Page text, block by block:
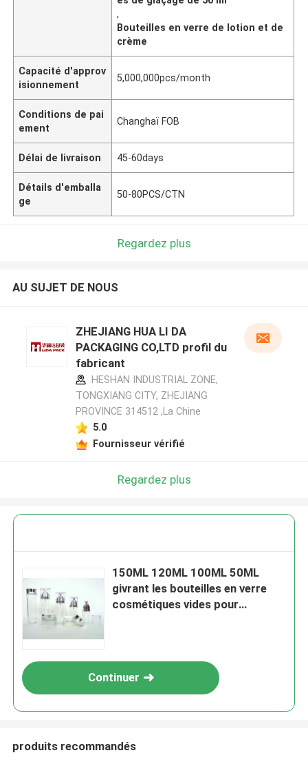
,
Bouteilles en verre de lotion et de
crème
Capacité d'approv
isionnement
5,000,000pcs/month
Conditions de pai
ement
Changhaï FOB
Délai de livraison 45-60days
Détails d'emballa
ge
50-80PCS/CTN
Regardez plus
AU SUJET DE NOUS
ZHEJIANG HUA LI DA
PACKAGING CO,LTD profil du
fabricant
HESHAN INDUSTRIAL ZONE,
TONGXIANG CITY, ZHEJIANG
PROVINCE 314512 ,La Chine
5.0
Fournisseur vérifié
Regardez plus
150ML 120ML 100ML 50ML
givrant les bouteilles en verre
cosmétiques vides pour
Continuer
produits recommandés